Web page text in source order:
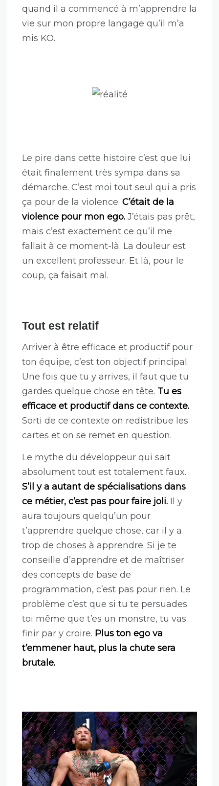
abordait des concepts que j’avais
vaguement évoqués à l’école, mais
jamais pratiqués. Il m’a vu me mettre
J’avais aucune idée vu que je travaillais
vie sur mon propre langage qu’il m’a
mis KO.
ça pour de la violence.
violence pour mon ego.J’étais pas prêt,
mais c’est exactement ce qu’il me
fallait à ce moment-là. La douleur est
un excellent professeur. Et là, pour le
coup, ça faisait mal.
Tout est relatif
Arriver à être efficace et productif pour
ton équipe, c’est ton objectif principal.
Une fois que tu y arrives, il faut que tu
gardes quelque chose en tête.
efficace et productif dans ce contexte.
Sorti de ce contexte on redistribue les
cartes et on se remet en question.
Le mythe du développeur qui sait
absolument tout est totalement faux.
S’il y a autant de spécialisations dans
ce métier, c’est pas pour faire joli.
aura toujours quelqu’un pour
t’apprendre quelque chose, car il y a
programmation, c’est pas pour rien. Le
problème c’est que si tu te persuades
toi même que t’es un monstre, tu vas
finir par y croire.Plus ton ego va
t’emmener haut, plus la chute sera